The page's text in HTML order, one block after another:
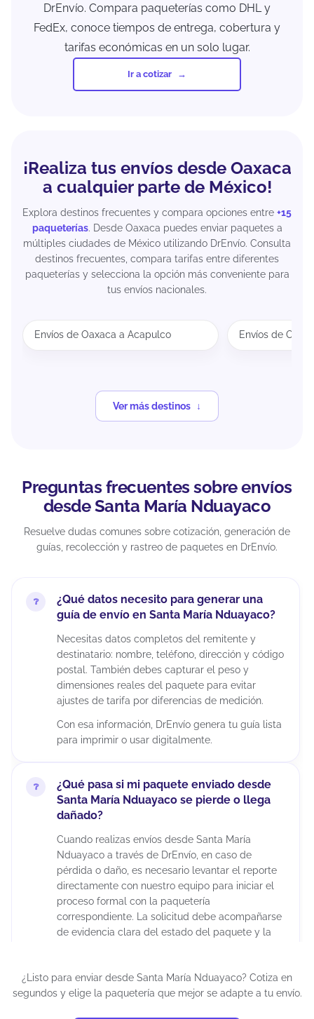
DrEnvío. Compara paqueterías como DHL y
FedEx, conoce tiempos de entrega, cobertura y
tarifas económicas en un solo lugar.
Ir a cotizar
¡Realiza tus envíos desde Oaxaca
a cualquier parte de México!
Explora destinos frecuentes y compara opciones entre +15
paqueterías. Desde Oaxaca puedes enviar paquetes a
múltiples ciudades de México utilizando DrEnvío. Consulta
destinos frecuentes, compara tarifas entre diferentes
paqueterías y selecciona la opción más conveniente para
tus envíos nacionales.
Envíos de Oaxaca a Acapulco Envíos de
Ver más destinos
Preguntas frecuentes sobre envíos
desde Santa María Nduayaco
Resuelve dudas comunes sobre cotización, generación de
guías, recolección y rastreo de paquetes en DrEnvío.
¿Qué datos necesito para generar una
guía de envío en Santa María Nduayaco?
Necesitas datos completos del remitente y
destinatario: nombre, teléfono, dirección y código
postal. También debes capturar el peso y
dimensiones reales del paquete para evitar
ajustes de tarifa por diferencias de medición.
Con esa información, DrEnvío genera tu guía lista
para imprimir o usar digitalmente.
¿Qué pasa si mi paquete enviado desde
Santa María Nduayaco se pierde o llega
dañado?
Cuando realizas envíos desde Santa María
Nduayaco a través de DrEnvío, en caso de
pérdida o daño, es necesario levantar el reporte
directamente con nuestro equipo para iniciar el
proceso formal con la paquetería
correspondiente. La solicitud debe acompañarse
de evidencia clara del estado del paquete y la
correspondiente. Es importante considerar que la
aprobación del reembolso depende de la
¿Listo para enviar desde Santa María Nduayaco? Cotiza en
segundos y elige la paquetería que mejor se adapte a tu envío.